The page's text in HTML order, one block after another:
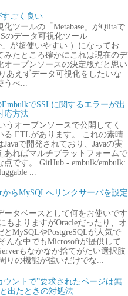
すごく良い
化ツールの「Metabase」がQiitaで
のデータ可視化ツール
」が超使いやすい ）になってお
みたところ確かにこれは現在のデ
オープンソースの決定版だと思い
あえずデータ可視化をしたいな
うべ...
EmbulkでSSLに関するエラーが出
応方法
うオープンソースで公開してく
る ETLがあります。 これの素晴
Javaで開発されており、Javaの実
あればマルチプラットフォームで
点です。 GitHub - embulk/embulk:
...
からMySQLへリンクサーバを設定
ータベースとして何をお使いです
もよりますがOracleだったり、オ
とMySQLやPostgreSQLが人気で
んな中でもMicrosoftが提供して
もなかなか捨てがたい選択肢
りの機能が強いだけでな...
ウントで”要求されたページは無
出たときの対処法